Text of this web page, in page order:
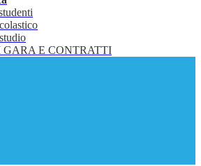
E CONTRATTI